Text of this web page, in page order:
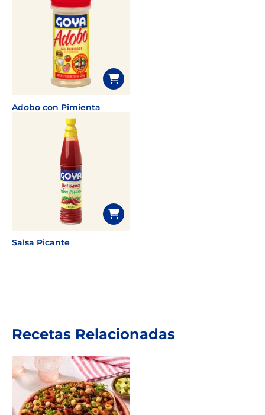
Adobo con Pimienta
Salsa Picante
Recetas Relacionadas